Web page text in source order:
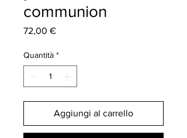
communion
72,00 €Prezzo
Quantità *
Aggiungi al carrello